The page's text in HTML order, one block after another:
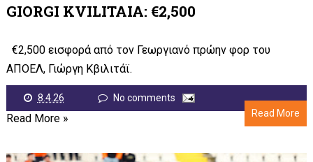
GIORGI KVILITAIA: €2,500
€2,500 εισφορά από τον Γεωργιανό πρώην φορ του
ΑΠΟΕΛ, Γιώργη Κβιλιτάϊ.
8.4.26
No comments
Read More
Read More »